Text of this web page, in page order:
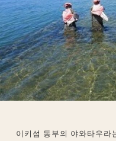
이키섬 동부의 야와타우라